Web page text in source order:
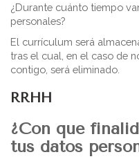
¿Durante cuánto tiempo
personales?
El currículum será
tras el cual, en el caso de
contigo, será eliminado.
RRHH
¿Con que
tus datos